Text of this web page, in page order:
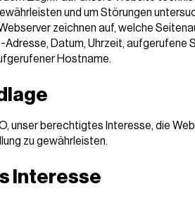
und um Störungen
zeichnen auf, welche
Adresse, Datum, Uhrzeit,
Hostname.
unser berechtigtes Interesse, die
zu gewährleisten.
Interesse